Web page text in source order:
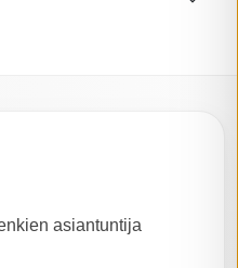
asiantuntija